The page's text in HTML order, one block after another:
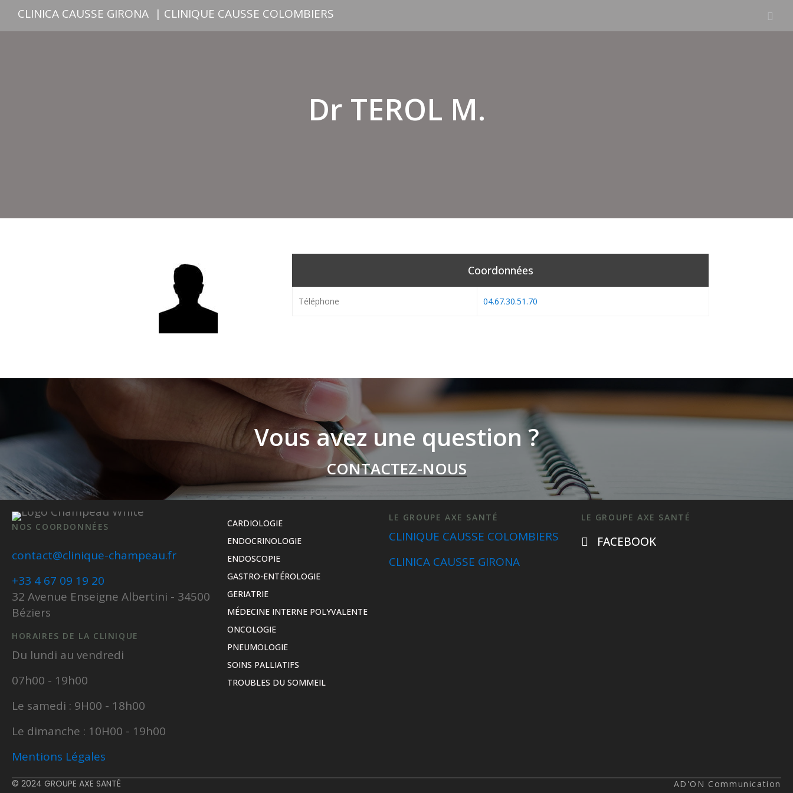
CLINICA CAUSSE GIRONA | CLINIQUE CAUSSE COLOMBIERS
Dr TEROL M.
Coordonnées
Téléphone 04.67.30.51.70
Vous avez une question ?
CONTACTEZ-NOUS
NOS COORDONNÉES
contact@clinique-champeau.fr
+33 4 67 09 19 20
32 Avenue Enseigne Albertini - 34500
Béziers
HORAIRES DE LA CLINIQUE
Du lundi au vendredi
07h00 - 19h00
Le samedi : 9H00 - 18h00
Le dimanche : 10H00 - 19h00
Mentions Légales
CARDIOLOGIE
ENDOCRINOLOGIE
ENDOSCOPIE
GASTRO-ENTÉROLOGIE
GERIATRIE
MÉDECINE INTERNE POLYVALENTE
ONCOLOGIE
PNEUMOLOGIE
SOINS PALLIATIFS
TROUBLES DU SOMMEIL
LE GROUPE AXE SANTÉ
CLINIQUE CAUSSE COLOMBIERS
CLINICA CAUSSE GIRONA
LE GROUPE AXE SANTÉ
FACEBOOK
© 2024 GROUPE AXE SANTÉ AD'ON Communication